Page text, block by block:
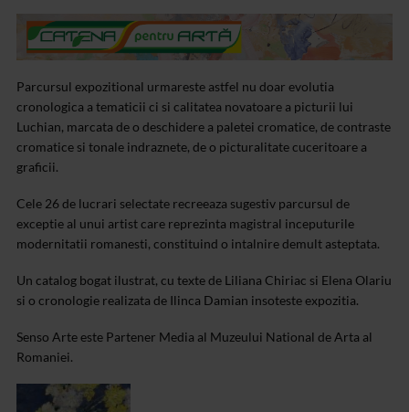
Parcursul expozitional urmareste astfel nu doar evolutia
cronologica a tematicii ci si calitatea novatoare a picturii lui
Luchian, marcata de o deschidere a paletei cromatice, de contraste
cromatice si tonale indraznete, de o picturalitate cuceritoare a
graficii.
Cele 26 de lucrari selectate recreeaza sugestiv parcursul de
exceptie al unui artist care reprezinta magistral inceputurile
modernitatii romanesti, constituind o intalnire demult asteptata.
Un catalog bogat ilustrat, cu texte de Liliana Chiriac si Elena Olariu
si o cronologie realizata de Ilinca Damian insoteste expozitia.
Senso Arte este Partener Media al Muzeului National de Arta al
Romaniei.